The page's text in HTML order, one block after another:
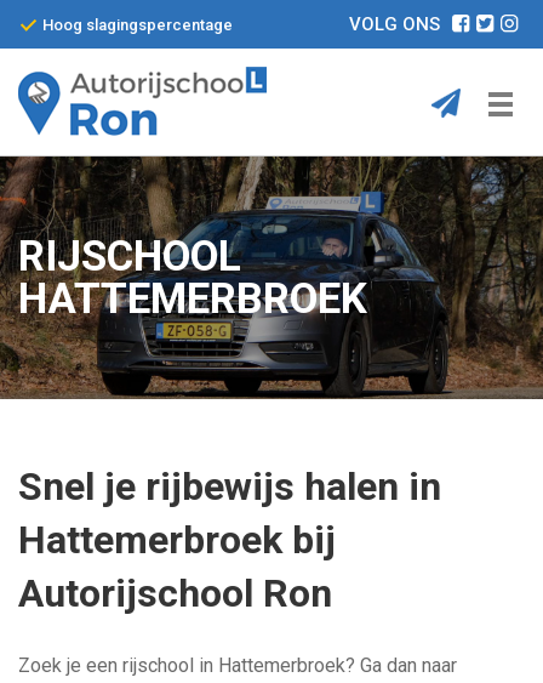
Diensten
Pakketten
De Auto
Hoog slagingspercentage VOLG ONS
RIJSCHOOL
HATTEMERBROEK
Snel je rijbewijs halen in
Hattemerbroek bij
Autorijschool Ron
Zoek je een rijschool in Hattemerbroek? Ga dan naar